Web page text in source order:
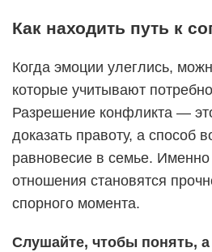
Как находить путь к
Когда эмоции улеглись,
которые учитывают
Разрешение конфликта —
доказать правоту, а способ
равновесие в семье.
отношения становятся
спорного момента.
Слушайте, чтобы понять,